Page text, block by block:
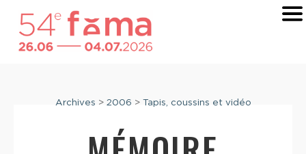
Archives > 2006 > Tapis, coussins et vidéo